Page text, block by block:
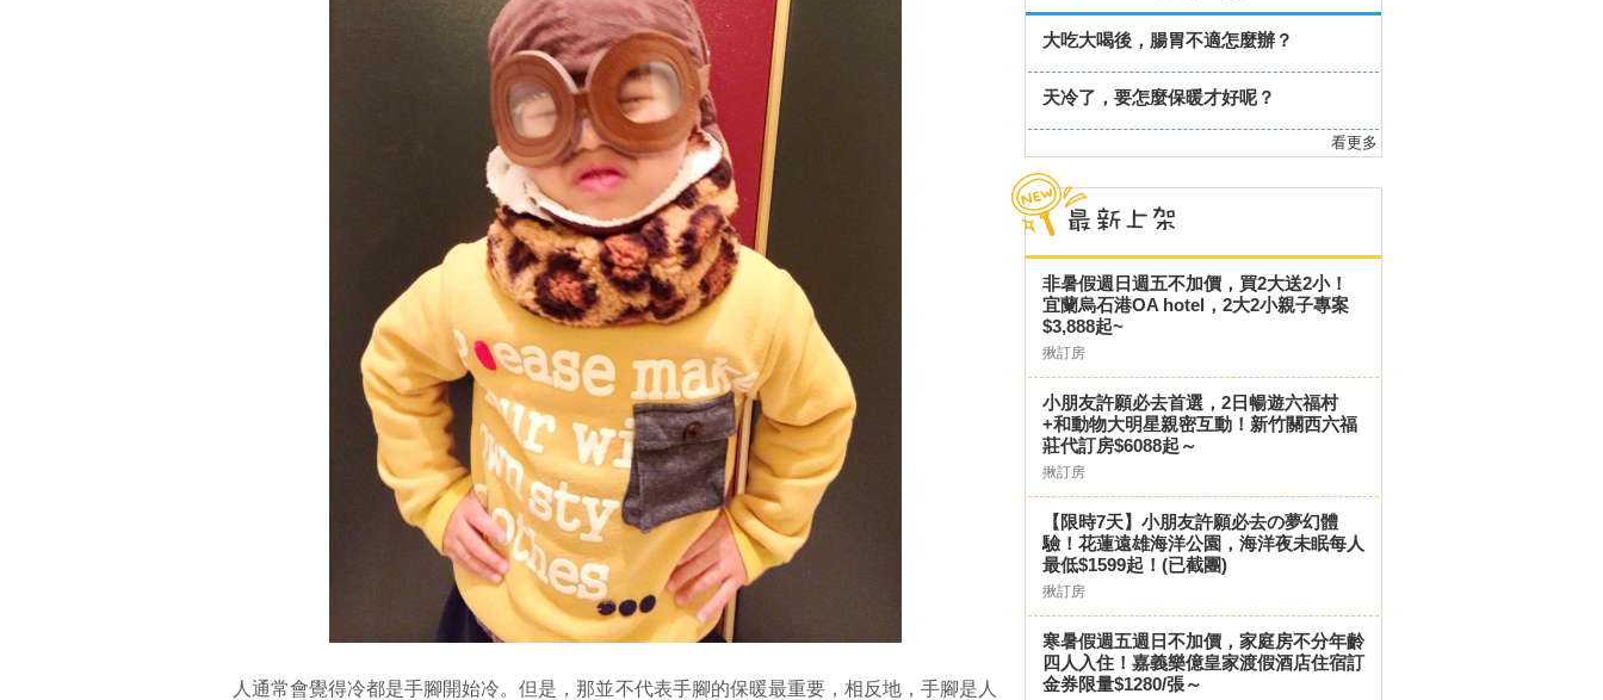
人通常會覺得冷都是手腳開始冷。但是，那並不代表手腳的保暖最重要，相反地，手腳是人
大吃大喝後，腸胃不適怎麼辦？
天冷了，要怎麼保暖才好呢？
看更多
非暑假週日週五不加價，買2大送2小！
宜蘭烏石港OA hotel，2大2小親子專案
$3,888起~
揪訂房
小朋友許願必去首選，2日暢遊六福村
+和動物大明星親密互動！新竹關西六福
莊代訂房$6088起～
揪訂房
【限時7天】小朋友許願必去の夢幻體
驗！花蓮遠雄海洋公園，海洋夜未眠每人
最低$1599起！(已截團)
揪訂房
寒暑假週五週日不加價，家庭房不分年齡
四人入住！嘉義樂億皇家渡假酒店住宿訂
金券限量$1280/張～